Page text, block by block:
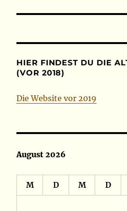
HIER FINDEST DU DIE
(VOR 2018)
Die Website vor 2019
August 2026
M D M D